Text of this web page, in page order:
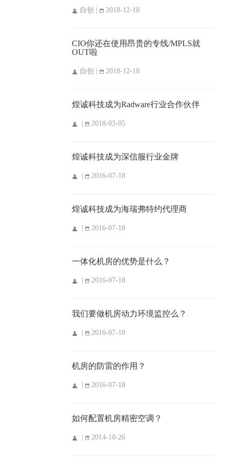
自创 | 2018-12-18
CIO你还在使用昂贵的专线/MPLS就
OUT啦
自创 | 2018-12-18
煌诚科技成为Radware行业合作伙伴
| 2018-03-05
煌诚科技成为深信服行业金牌
| 2016-07-18
煌诚科技成为海瑞弗特约代理商
| 2016-07-18
一体化机房的优势是什么？
| 2016-07-18
我们要做机房动力环境监控么？
| 2016-07-18
机房的防雷的作用？
| 2016-07-18
如何配置机房精密空调？
| 2014-10-26